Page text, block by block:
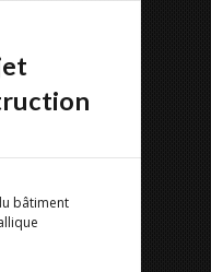
bâtiment